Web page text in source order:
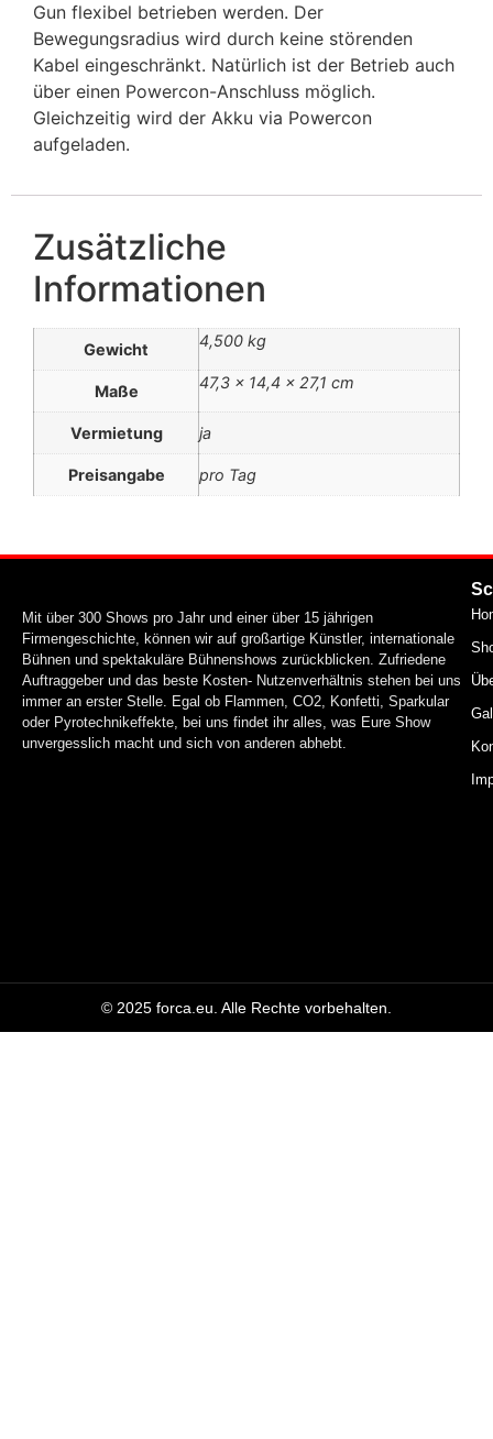
Gun flexibel betrieben werden. Der
Bewegungsradius wird durch keine störenden
Kabel eingeschränkt. Natürlich ist der Betrieb auch
über einen Powercon-Anschluss möglich.
Gleichzeitig wird der Akku via Powercon
aufgeladen.
Zusätzliche
Informationen
Gewicht 4,500 kg
Maße 47,3 × 14,4 × 27,1 cm
Vermietung ja
Preisangabe pro Tag
Mit über 300 Shows pro Jahr und einer über 15 jährigen
Firmengeschichte, können wir auf großartige Künstler, internationale
Bühnen und spektakuläre Bühnenshows zurückblicken. Zufriedene
Auftraggeber und das beste Kosten- Nutzenverhältnis stehen bei uns
immer an erster Stelle. Egal ob Flammen, CO2, Konfetti, Sparkular
oder Pyrotechnikeffekte, bei uns findet ihr alles, was Eure Show
unvergesslich macht und sich von anderen abhebt.
© 2025 forca.eu. Alle Rechte vorbehalten.